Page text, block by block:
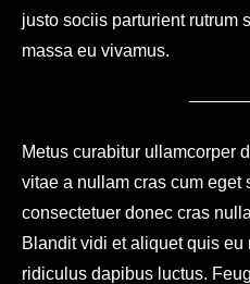
justo sociis parturient rutrum
massa eu vivamus.
Metus curabitur ullamcorper
vitae a nullam cras cum eget
consectetuer donec cras
Blandit vidi et aliquet quis
ridiculus dapibus luctus.